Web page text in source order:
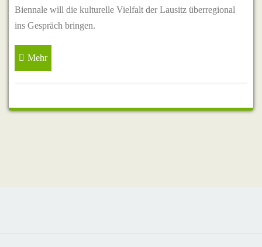
Biennale will die kulturelle Vielfalt der Lausitz überregional
ins Gespräch bringen.
Mehr